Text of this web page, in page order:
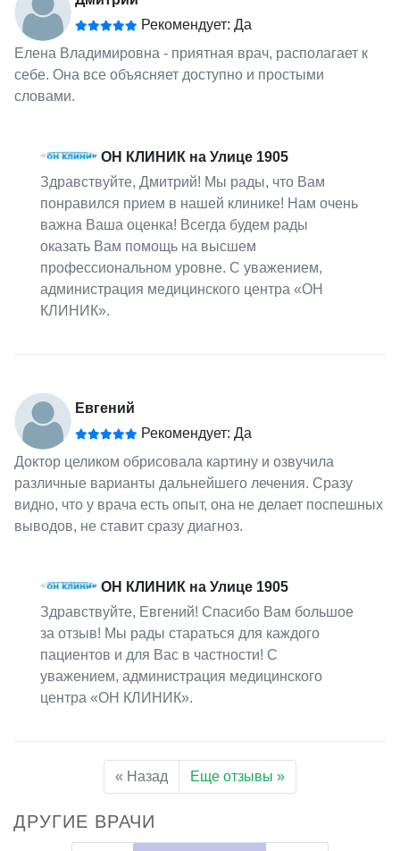
Рекомендует: Да
Елена Владимировна - приятная врач, располагает к
себе. Она все объясняет доступно и простыми
словами.
ОН КЛИНИК на Улице 1905
Здравствуйте, Дмитрий! Мы рады, что Вам
понравился прием в нашей клинике! Нам очень
важна Ваша оценка! Всегда будем рады
оказать Вам помощь на высшем
профессиональном уровне. С уважением,
администрация медицинского центра «ОН
КЛИНИК».
Евгений
Рекомендует: Да
Доктор целиком обрисовала картину и озвучила
различные варианты дальнейшего лечения. Сразу
видно, что у врача есть опыт, она не делает поспешных
выводов, не ставит сразу диагноз.
ОН КЛИНИК на Улице 1905
Здравствуйте, Евгений! Спасибо Вам большое
за отзыв! Мы рады стараться для каждого
пациентов и для Вас в частности! С
уважением, администрация медицинского
центра «ОН КЛИНИК».
« Назад Еще отзывы »
ДРУГИЕ ВРАЧИ